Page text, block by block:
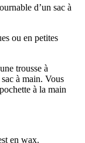
d’un sac à
ou en petites
trousse à
à main. Vous
à la main
en wax.